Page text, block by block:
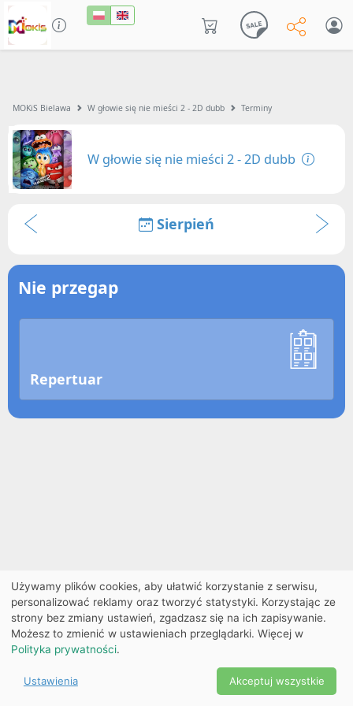
MOKiS Bielawa W głowie się nie mieści 2 - 2D dubb Terminy
W głowie się nie mieści 2 - 2D dubb
Sierpień
Nie przegap
Repertuar
Ekobilet2026 |
Ustawienia
cookies
2026
Używamy plików cookies, aby ułatwić korzystanie z serwisu,
personalizować reklamy oraz tworzyć statystyki. Korzystając ze
strony bez zmiany ustawień, zgadzasz się na ich zapisywanie.
Możesz to zmienić w ustawieniach przeglądarki. Więcej w
Polityka prywatności.
Ustawienia Akceptuj wszystkie